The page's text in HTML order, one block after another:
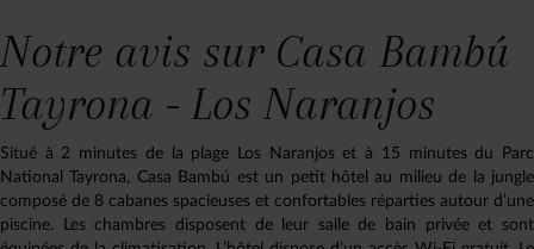
Notre avis sur Casa Bambú
Tayrona - Los Naranjos
Situé à 2 minutes de la plage Los Naranjos et à 15 minutes du Parc
National Tayrona, Casa Bambú est un petit hôtel au milieu de la jungle
composé de 8 cabanes spacieuses et confortables réparties autour d’une
piscine. Les chambres disposent de leur salle de bain privée et sont